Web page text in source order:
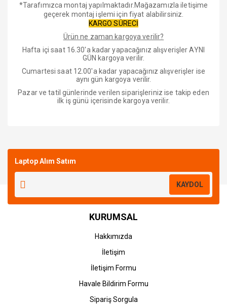
*Tarafımızca montaj yapılmaktadır.Mağazamızla iletişime
geçerek montaj işlemi için fiyat alabilirsiniz.
KARGO SÜRECİ
Ürün ne zaman kargoya verilir?
Hafta içi saat 16.30'a kadar yapacağınız alışverişler AYNI
GÜN kargoya verilir.
Cumartesi saat 12.00'a kadar yapacağınız alışverişler ise
aynı gün kargoya verilir.
Pazar ve tatil günlerinde verilen siparişleriniz ise takip eden
ilk iş günü içerisinde kargoya verilir.
Laptop Alım Satım
KAYDOL
KURUMSAL
Hakkımızda
İletişim
İletişim Formu
Havale Bildirim Formu
Sipariş Sorgula